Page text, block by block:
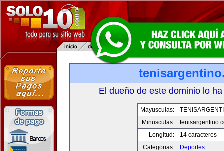
El dueño de este dominio lo
Mayusculas:
Minusculas:
Longitud:
14 caracteres
Categorias:
Deportes